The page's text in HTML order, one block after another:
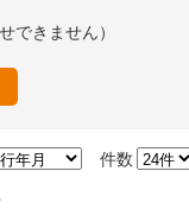
できません）
件数